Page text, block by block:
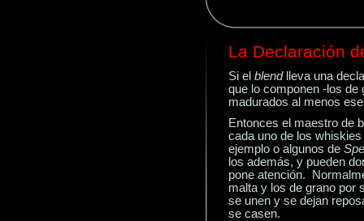
La Declaración
Si elblendlleva una
que lo componen -los de
madurados al menos
Entonces el maestro de
cada uno de los
ejemplo o algunos de
los además, y pueden
pone atención.
malta y los de grano por
se unen y se dejan
se casen.